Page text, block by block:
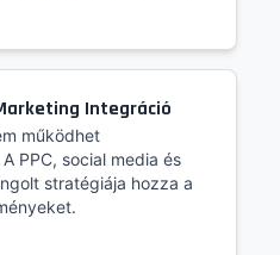
Integráció
működhet
PPC, social media és
stratégiája hozza a